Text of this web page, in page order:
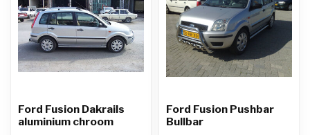
Ford Fusion Dakrails
aluminium chroom
Ford Fusion Pushbar
Bullbar